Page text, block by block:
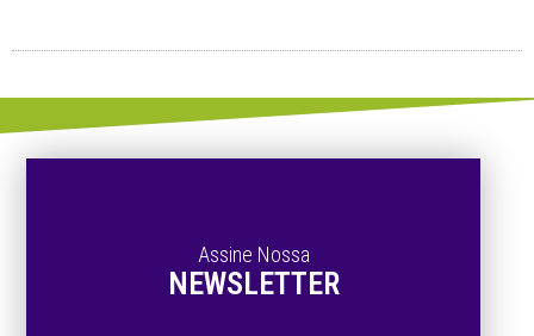
Assine Nossa
NEWSLETTER